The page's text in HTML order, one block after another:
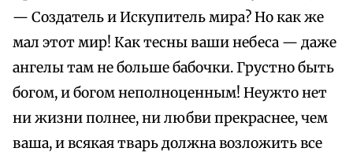
— Создатель и Искупитель мира? Но как же
мал этот мир! Как тесны ваши небеса — даже
ангелы там не больше бабочки. Грустно быть
богом, и богом неполноценным! Неужто нет
ни жизни полнее, ни любви прекраснее, чем
ваша, и всякая тварь должна возложить все